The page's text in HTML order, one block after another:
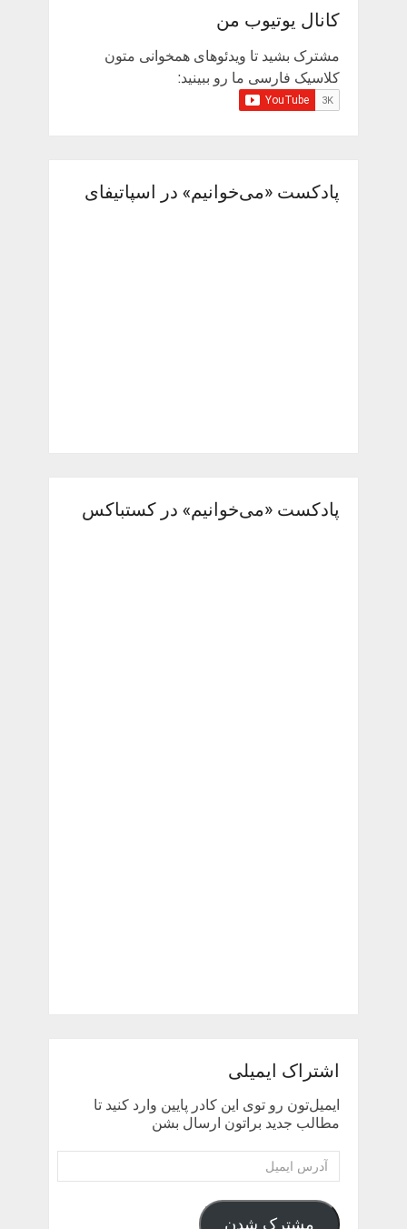
کانال یوتیوب من
مشترک بشید تا ویدئوهای همخوانی متون
کلاسیک فارسی ما رو ببینید:
پادکست «می‌خوانیم» در اسپاتیفای
پادکست «می‌خوانیم» در کستباکس
اشتراک ایمیلی
ایمیل‌تون رو توی این کادر پایین وارد کنید تا
مطالب جدید براتون ارسال بشن
آدرس
ایمیل
مشترک شدن